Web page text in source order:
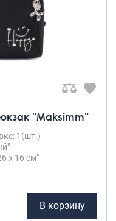
"Maksimm"
1(шт.)
х 16 см"
В корзину